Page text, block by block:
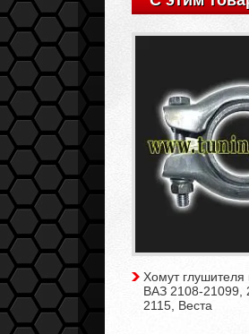
Хомут
ВАЗ 2108-21099,
2115, Веста